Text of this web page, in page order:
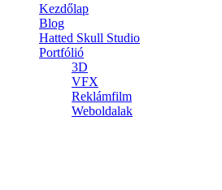
Kezdőlap
Blog
Hatted Skull Studio
Portfólió
3D
VFX
Reklámfilm
Weboldalak